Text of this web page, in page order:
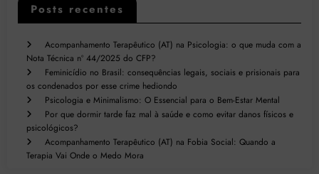
Posts recentes
Acompanhamento Terapêutico (AT) na Psicologia: o que muda com a
Nota Técnica nº 44/2025 do CFP?
Feminicídio no Brasil: consequências legais, sociais e prisionais para
os condenados por esse crime hediondo
Psicologia e Minimalismo: O Essencial para o Bem-Estar Mental
Por que dormir tarde faz mal à saúde e como evitar danos físicos e
psicológicos?
Acompanhamento Terapêutico (AT) na Fobia Social: Quando a
Terapia Vai Onde o Medo Mora